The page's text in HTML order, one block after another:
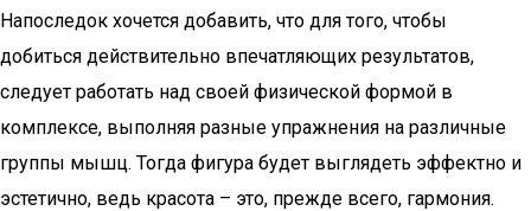
Напоследок хочется добавить, что для того, чтобы
добиться действительно впечатляющих результатов,
следует работать над своей физической формой в
комплексе, выполняя разные упражнения на различные
группы мышц. Тогда фигура будет выглядеть эффектно и
эстетично, ведь красота – это, прежде всего, гармония.